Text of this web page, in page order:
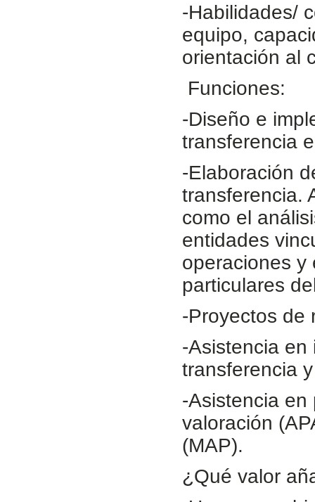
-Habilidades/
equipo,
orientación al
Funciones:
-Diseño e
transferencia
-Elaboración
transferencia.
como el
entidades
operaciones y
particulares
-Proyectos de
-Asistencia en
transferencia
-Asistencia en
valoración
(MAP).
¿Qué valor